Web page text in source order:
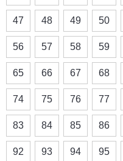
47 48 49 50
56 57 58 59
65 66 67 68
74 75 76 77
83 84 85 86
92 93 94 95